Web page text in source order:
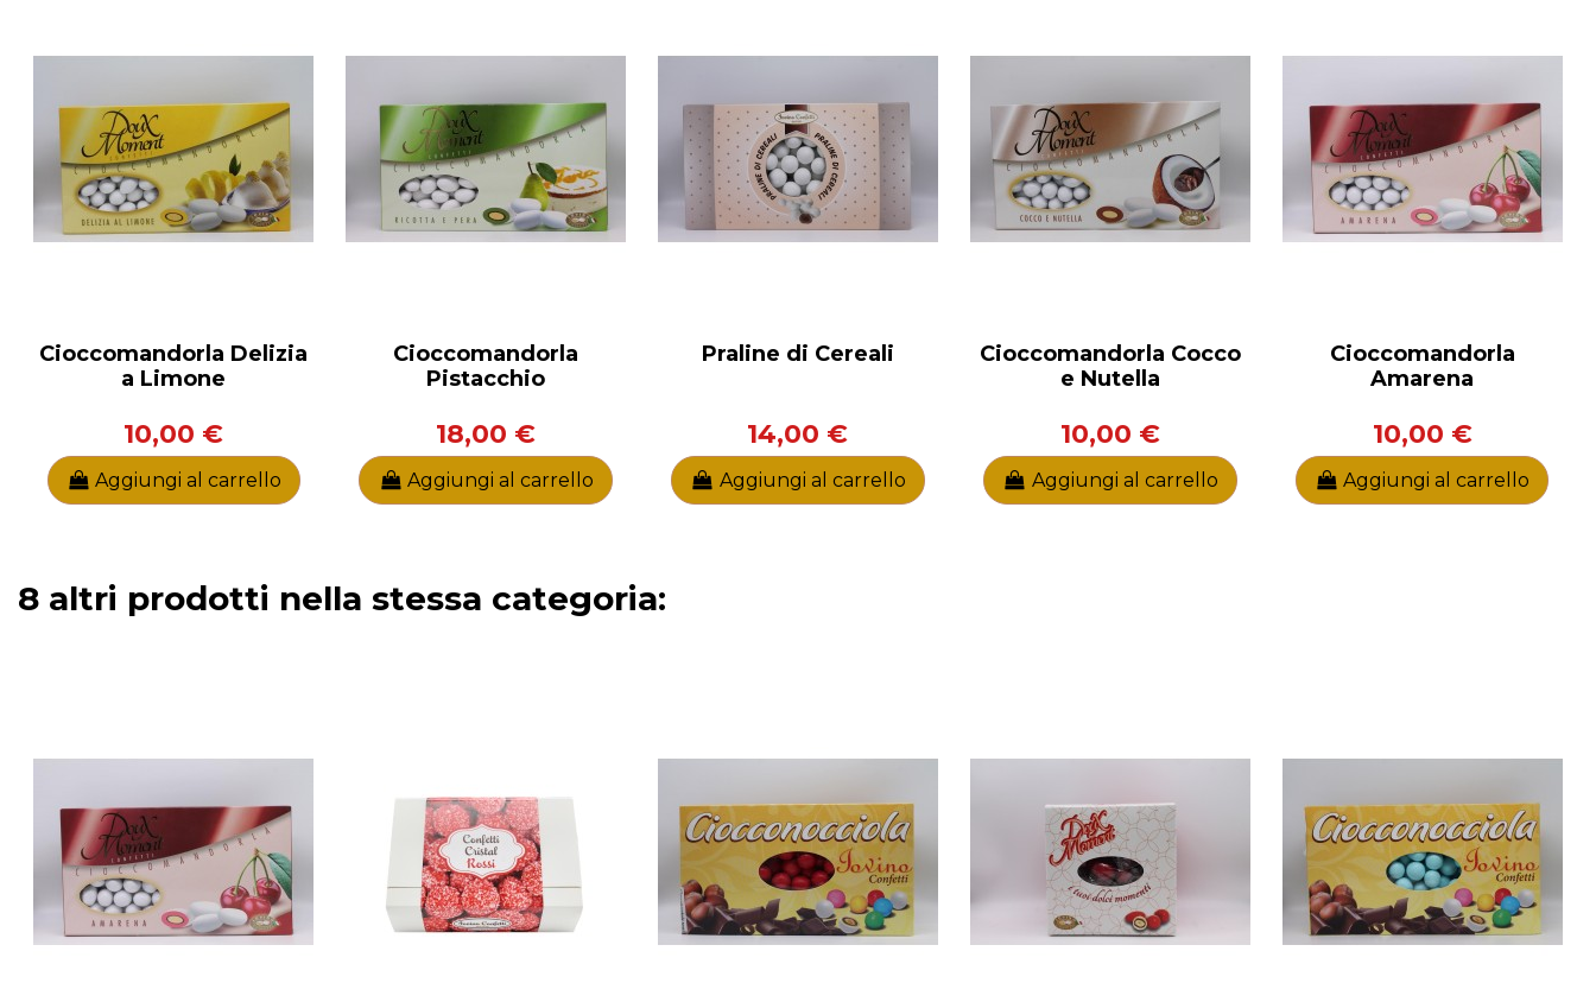
Cioccomandorla Delizia
a Limone
10,00 €
Aggiungi al carrello
Cioccomandorla
Pistacchio
18,00 €
Aggiungi al carrello
Praline di Cereali
14,00 €
Aggiungi al carrello
Cioccomandorla Cocco
e Nutella
10,00 €
Aggiungi al carrello
Cioccomandorla
Amarena
10,00 €
Aggiungi al carrello
8 altri prodotti nella stessa categoria: